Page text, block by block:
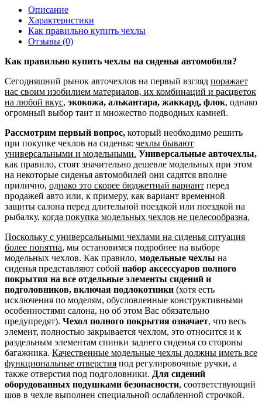
Описание
Характеристики
Как правильно купить чехлы
Отзывы (0)
Как правильно купить чехлы на сиденья автомобиля?
Сегодняшний рынок авточехлов на первый взгляд поражает
нас своим изобилием материалов, их комбинаций и расцветок
на любой вкус, экокожа, алькантара, жаккард, флок, однако
огромный выбор таит и множество подводных камней.
Рассмотрим первый вопрос, который необходимо решить
при покупке чехлов на сиденья: чехлы бывают
универсальными и модельными. Универсальные авточехлы,
как правило, стоят значительно дешевле модельных при этом
на некоторые сиденья автомобилей они садятся вполне
прилично, однако это скорее бюджетный вариант перед
продажей авто или, к примеру, как вариант временной
защиты салона перед длительной поездкой или поездкой на
рыбалку, когда покупка модельных чехлов не целесообразна.
Поскольку с универсальными чехлами на сиденья ситуация
более понятна, мы остановимся подробнее на выборе
модельных чехлов. Как правило, модельные чехлы на
сиденья представляют собой набор аксессуаров полного
покрытия на все отдельные элементы сидений и
подголовников, включая подлокотники (хотя есть
исключения по моделям, обусловленные конструктивными
особенностями салона, но об этом Вас обязательно
предупредят). Чехол полного покрытия означает, что весь
элемент, полностью закрывается чехлом, это относится и к
раздельным элементам спинки заднего сиденья со стороны
багажника. Качественные модельные чехлы должны иметь все
функциональные отверстия под регулировочные ручки, а
также отверстия под подголовники. Для сидений
оборудованных подушками безопасности, соответствующий
шов в чехле выполнен специальной ослабленной строчкой.